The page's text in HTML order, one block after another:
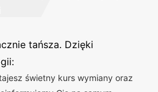
tańsza. Dzięki
świetny kurs wymiany oraz